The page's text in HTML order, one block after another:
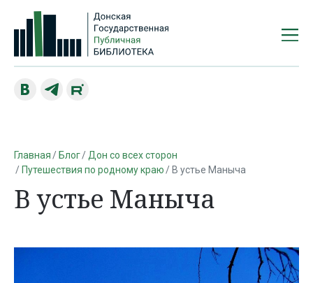
Главная Блог
Дон со всех сторон
Путешествия по родному краю
В устье Маныча
В устье Маныча